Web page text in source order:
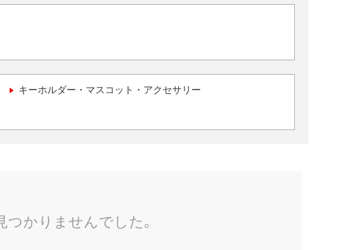
キーホルダー・マスコット・アクセサリー